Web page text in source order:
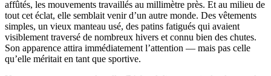
affûtés, les mouvements travaillés au millimètre près. Et au milieu de
tout cet éclat, elle semblait venir d’un autre monde. Des vêtements
simples, un vieux manteau usé, des patins fatigués qui avaient
visiblement traversé de nombreux hivers et connu bien des chutes.
Son apparence attira immédiatement l’attention — mais pas celle
qu’elle méritait en tant que sportive.